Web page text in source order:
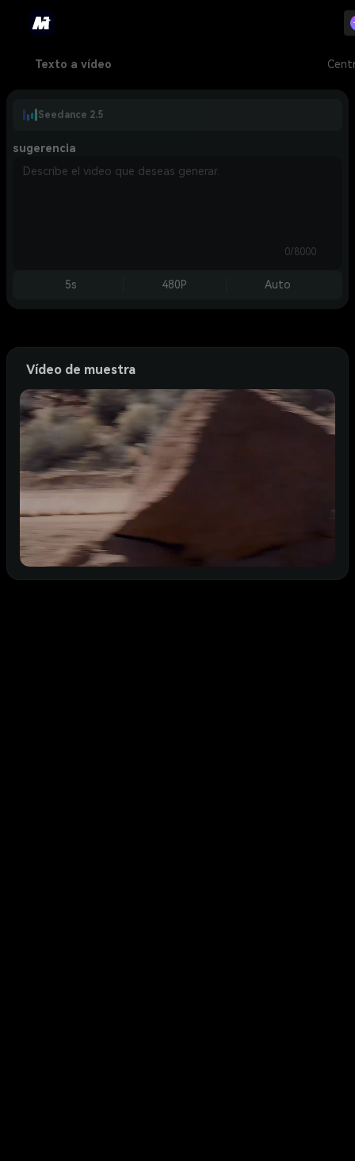
Texto a vídeo
Seedance 2.5
sugerencia
0/8000
5s 480P Auto
Vídeo de muestra